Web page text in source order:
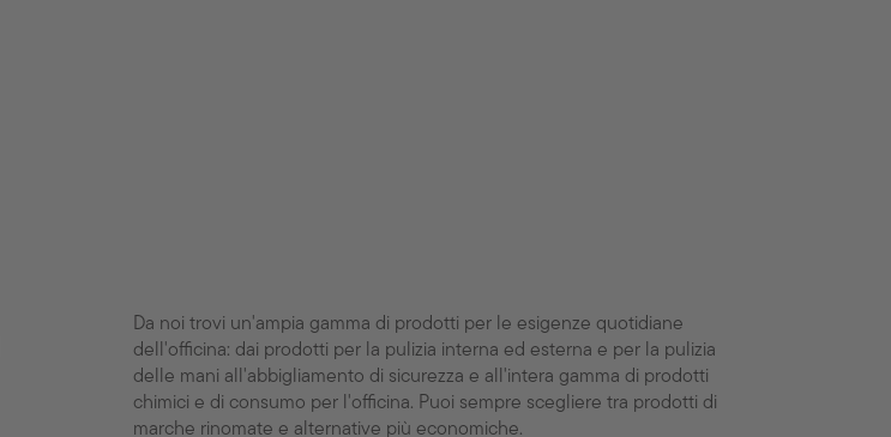
Da noi trovi un'ampia gamma di prodotti per le esigenze quotidiane
dell'officina: dai prodotti per la pulizia interna ed esterna e per la pulizia
delle mani all'abbigliamento di sicurezza e all'intera gamma di prodotti
chimici e di consumo per l'officina. Puoi sempre scegliere tra prodotti di
marche rinomate e alternative più economiche.